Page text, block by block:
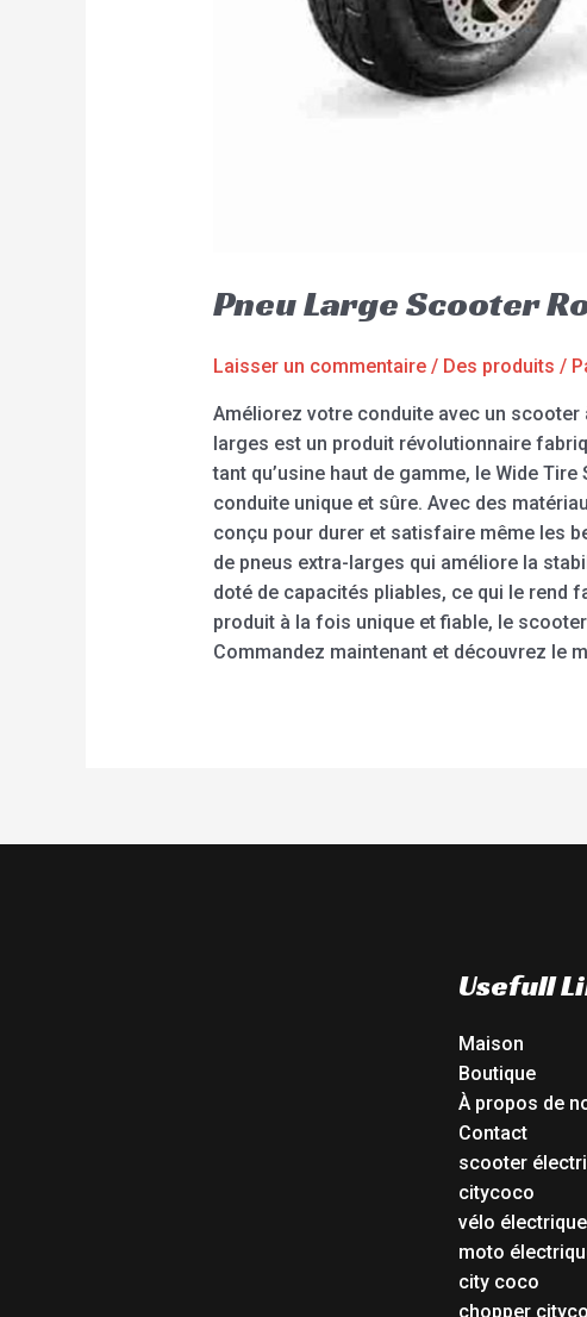
Pneu Large Scooter
Laisser un commentaire / Des produits /
Améliorez votre conduite avec un scooter
larges est un produit révolutionnaire
tant qu’usine haut de gamme, le Wide
conduite unique et sûre. Avec des
conçu pour durer et satisfaire même les
de pneus extra-larges qui améliore la
doté de capacités pliables, ce qui le rend
produit à la fois unique et fiable, le
Commandez maintenant et découvrez le
Usefull
Maison
Boutique
À propos de
Contact
scooter
citycoco
vélo électrique
moto
city coco
chopper